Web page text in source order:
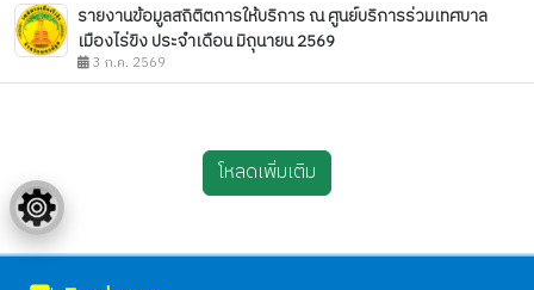
รายงานข้อมูลสถิติตการให้บริการ ณ ศูนย์บริการร่วมเทศบาล
เมืองไร่ขิง ประจำเดือน มิถุนายน 2569
3 ก.ค. 2569
โหลดเพิ่มเติม